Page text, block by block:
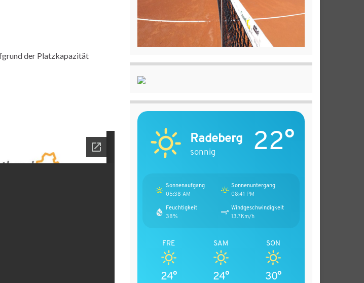
der Platzkapazität
Radeberg
sonnig 22°
Sonnenaufgang
05:38 AM
Sonnenuntergang
08:41 PM
Feuchtigkeit
38%
Windgeschwindigkeit
13.7Km/h
FRE
24°
SAM
24°
SON
30°